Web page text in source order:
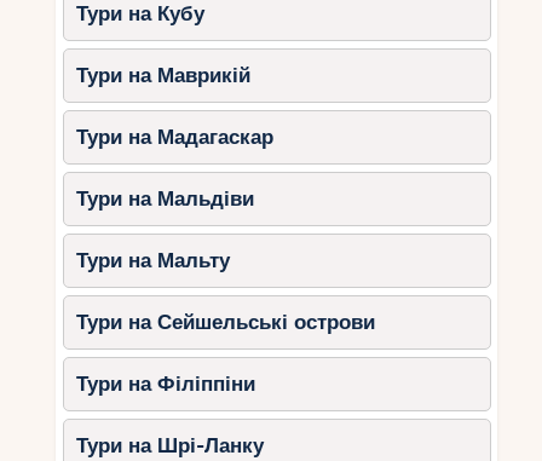
для катання, особливо в спекотні дні.
Низький туристичний сезон:з
жовтня до квітня. Найменша кількість
туристів робить маршрути більш
вільними.
Велопрогулянки Сейшелами — це незабутній
досвід, який поєднує активний відпочинок,
природну красу та дослідження островів.
Незалежно від вашого віку або рівня підготовки
тут знайдеться маршрут, який підійде саме вам.
Плануйте свої поїздки заздалегідь,
насолоджуйтесь кожним моментом та відкрийте
Тури на Кубу
Тури на Маврикій
Тури на Мадагаскар
Тури на Мальдіви
Тури на Мальту
Тури на Сейшельські острови
Тури на Філіппіни
Тури на Шрі-Ланку